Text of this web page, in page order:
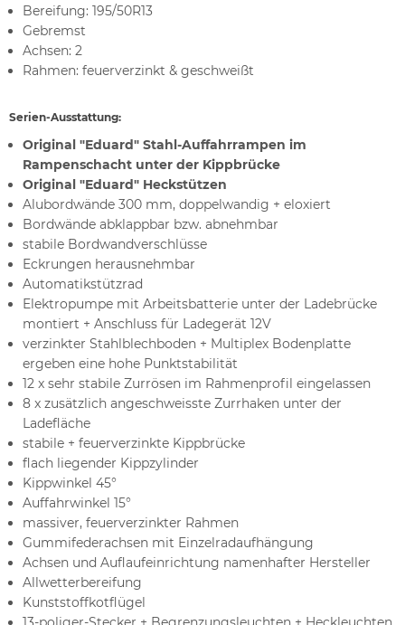
Bereifung: 195/50R13
Gebremst
Achsen: 2
Rahmen: feuerverzinkt & geschweißt
Serien-Ausstattung:
Original "Eduard" Stahl-Auffahrrampen im
Rampenschacht unter der Kippbrücke
Original "Eduard" Heckstützen
Alubordwände 300 mm, doppelwandig + eloxiert
Bordwände abklappbar bzw. abnehmbar
stabile Bordwandverschlüsse
Eckrungen herausnehmbar
Automatikstützrad
Elektropumpe mit Arbeitsbatterie unter der Ladebrücke
montiert + Anschluss für Ladegerät 12V
verzinkter Stahlblechboden + Multiplex Bodenplatte
ergeben eine hohe Punktstabilität
12 x sehr stabile Zurrösen im Rahmenprofil eingelassen
8 x zusätzlich angeschweisste Zurrhaken unter der
Ladefläche
stabile + feuerverzinkte Kippbrücke
flach liegender Kippzylinder
Kippwinkel 45°
Auffahrwinkel 15°
massiver, feuerverzinkter Rahmen
Gummifederachsen mit Einzelradaufhängung
Achsen und Auflaufeinrichtung namenhafter Hersteller
Allwetterbereifung
Kunststoffkotflügel